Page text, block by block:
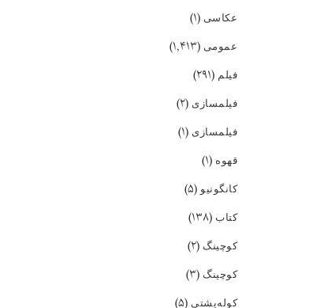
عکاسی (۱)
عمومی (۱,۴۱۳)
فیلم (۲۹۱)
فیلمسازی (۲)
فیلمسازی (۱)
قهوه (۱)
کانگونیو(۵)
کتاب (۱۳۸)
کوچینگ (۲)
کوچینگ (۳)
کوله‌پشتی (۵)